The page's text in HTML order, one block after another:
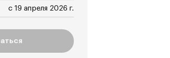
с 19 апреля 2026 г.